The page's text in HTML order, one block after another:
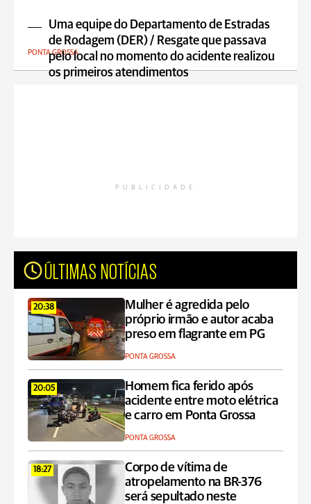
Uma equipe do Departamento de Estradas
de Rodagem (DER) / Resgate que passava
pelo local no momento do acidente realizou
os primeiros atendimentos
PONTA GROSSA
PUBLICIDADE
ÚLTIMAS NOTÍCIAS
20:38
Mulher é agredida pelo
próprio irmão e autor acaba
preso em flagrante em PG
PONTA GROSSA
20:05
Homem fica ferido após
acidente entre moto elétrica
e carro em Ponta Grossa
PONTA GROSSA
18:27
Corpo de vítima de
atropelamento na BR-376
será sepultado neste